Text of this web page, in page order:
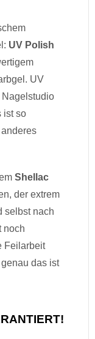
UV Polish
UV
Nagelstudio
ist so
Shellac
der extrem
selbst nach
noch
Feilarbeit
das ist